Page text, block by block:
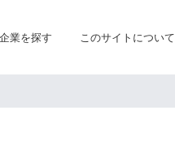
企業を探す このサイトについて